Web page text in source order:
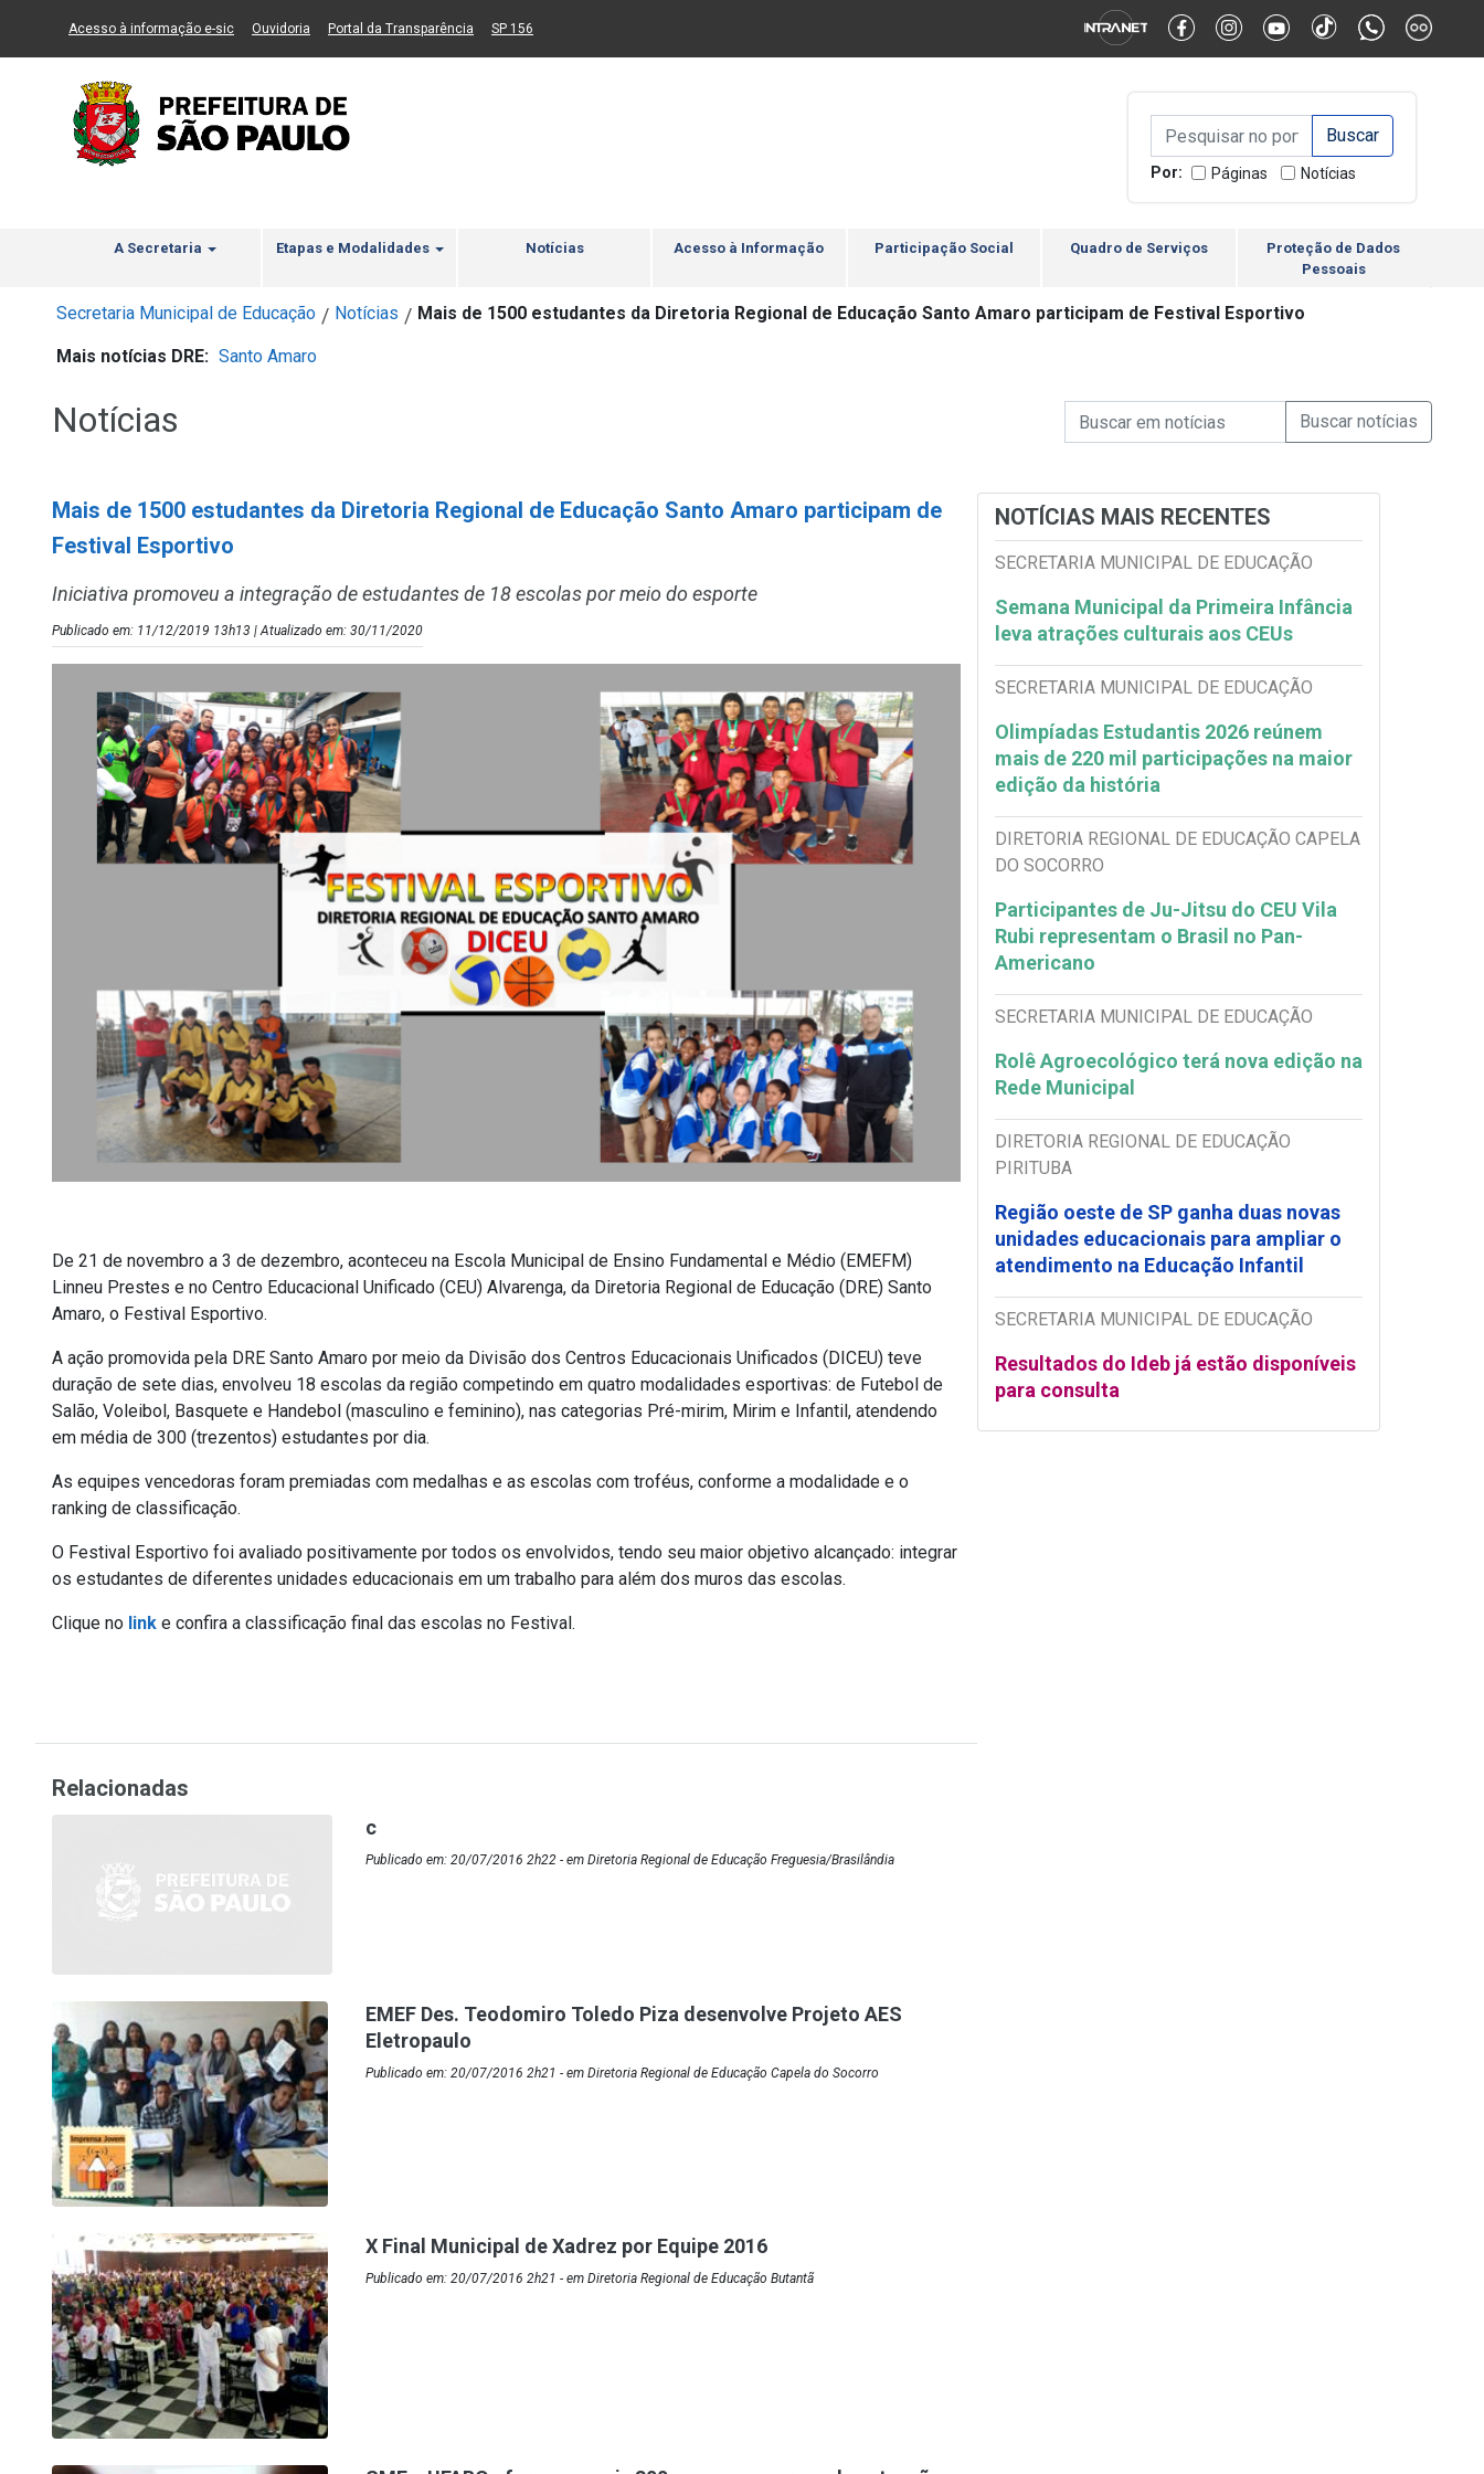
Ir ao Conteúdo Ir para menu principal 2 Ir para busca Ir para rodapé Alternar Alto Contraste Alternar Tamanho da Fonte
Acesso à informação e-sic(Link para um novo sítio)
Ouvidoria (Link para um novo sítio)
Portal da Transparência (Link para um novo sítio)
SP 156
Campo de Busca de
Campo de Busca de informaçõesEnviar a Busca
Por: Páginas Notícias
A Secretaria Etapas e Modalidades Notícias Acesso à Informação Participação Social Quadro de Serviços
Proteção de Dados
Pessoais
Secretaria Municipal de Educação / Notícias / Mais de 1500 estudantes da Diretoria Regional de Educação Santo Amaro participam de Festival Esportivo
Mais notícias DRE: Santo Amaro
Notícias Campo de Busca de Notícias
Campo de Busca de informaçõesEnviar a Busca de
Mais de 1500 estudantes da Diretoria Regional de Educação Santo Amaro participam de
Festival Esportivo
Iniciativa promoveu a integração de estudantes de 18 escolas por meio do esporte
Publicado em: 11/12/2019 13h13 | Atualizado em: 30/11/2020
De 21 de novembro a 3 de dezembro, aconteceu na Escola Municipal de Ensino Fundamental e Médio (EMEFM)
Linneu Prestes e no Centro Educacional Unificado (CEU) Alvarenga, da Diretoria Regional de Educação (DRE) Santo
Amaro, o Festival Esportivo.
A ação promovida pela DRE Santo Amaro por meio da Divisão dos Centros Educacionais Unificados (DICEU) teve
duração de sete dias, envolveu 18 escolas da região competindo em quatro modalidades esportivas: de Futebol de
Salão, Voleibol, Basquete e Handebol (masculino e feminino), nas categorias Pré-mirim, Mirim e Infantil, atendendo
em média de 300 (trezentos) estudantes por dia.
As equipes vencedoras foram premiadas com medalhas e as escolas com troféus, conforme a modalidade e o
ranking de classificação.
O Festival Esportivo foi avaliado positivamente por todos os envolvidos, tendo seu maior objetivo alcançado: integrar
os estudantes de diferentes unidades educacionais em um trabalho para além dos muros das escolas.
Clique no link e confira a classificação final das escolas no Festival.
NOTÍCIAS MAIS RECENTES
SECRETARIA MUNICIPAL DE EDUCAÇÃO
Semana Municipal da Primeira Infância
leva atrações culturais aos CEUs
SECRETARIA MUNICIPAL DE EDUCAÇÃO
Olimpíadas Estudantis 2026 reúnem
mais de 220 mil participações na maior
edição da história
DIRETORIA REGIONAL DE EDUCAÇÃO CAPELA
DO SOCORRO
Participantes de Ju-Jitsu do CEU Vila
Rubi representam o Brasil no Pan-
Americano
SECRETARIA MUNICIPAL DE EDUCAÇÃO
Rolê Agroecológico terá nova edição na
Rede Municipal
DIRETORIA REGIONAL DE EDUCAÇÃO
PIRITUBA
Região oeste de SP ganha duas novas
unidades educacionais para ampliar o
atendimento na Educação Infantil
SECRETARIA MUNICIPAL DE EDUCAÇÃO
Resultados do Ideb já estão disponíveis
para consulta
Relacionadas
c
Publicado em: 20/07/2016 2h22 - em Diretoria Regional de Educação Freguesia/Brasilândia
EMEF Des. Teodomiro Toledo Piza desenvolve Projeto AES
Eletropaulo
Publicado em: 20/07/2016 2h21 - em Diretoria Regional de Educação Capela do Socorro
X Final Municipal de Xadrez por Equipe 2016
Publicado em: 20/07/2016 2h21 - em Diretoria Regional de Educação Butantã